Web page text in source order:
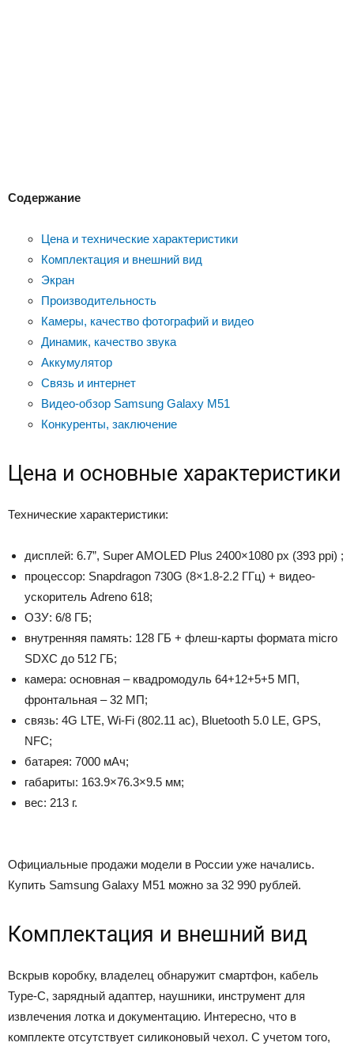
Содержание
Цена и технические характеристики
Комплектация и внешний вид
Экран
Производительность
Камеры, качество фотографий и видео
Динамик, качество звука
Аккумулятор
Связь и интернет
Видео-обзор Samsung Galaxy M51
Конкуренты, заключение
Цена и основные характеристики
Технические характеристики:
дисплей: 6.7”, Super AMOLED Plus 2400×1080 px (393 ppi) ;
процессор: Snapdragon 730G (8×1.8-2.2 ГГц) + видео-
ускоритель Adreno 618;
ОЗУ: 6/8 ГБ;
внутренняя память: 128 ГБ + флеш-карты формата micro
SDXC до 512 ГБ;
камера: основная – квадромодуль 64+12+5+5 МП,
фронтальная – 32 МП;
связь: 4G LTE, Wi-Fi (802.11 ac), Bluetooth 5.0 LE, GPS,
NFC;
батарея: 7000 мАч;
габариты: 163.9×76.3×9.5 мм;
вес: 213 г.
Официальные продажи модели в России уже начались.
Купить Samsung Galaxy M51 можно за 32 990 рублей.
Комплектация и внешний вид
Вскрыв коробку, владелец обнаружит смартфон, кабель
Type-C, зарядный адаптер, наушники, инструмент для
извлечения лотка и документацию. Интересно, что в
комплекте отсутствует силиконовый чехол. С учетом того,